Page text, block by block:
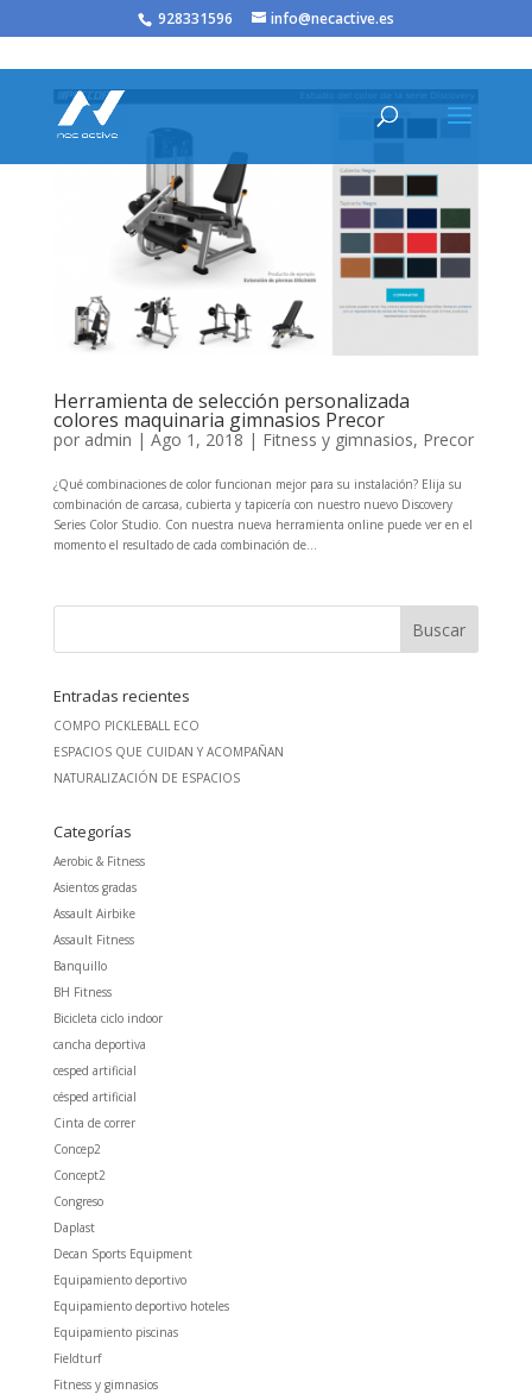
/* JS para menú plegable móvil Divi */
928331596 info@necactive.es
Herramienta de selección personalizada
colores maquinaria gimnasios Precor
por admin | Ago 1, 2018 | Fitness y gimnasios, Precor
¿Qué combinaciones de color funcionan mejor para su instalación? Elija su
combinación de carcasa, cubierta y tapicería con nuestro nuevo Discovery
Series Color Studio. Con nuestra nueva herramienta online puede ver en el
momento el resultado de cada combinación de...
Entradas recientes
COMPO PICKLEBALL ECO
ESPACIOS QUE CUIDAN Y ACOMPAÑAN
NATURALIZACIÓN DE ESPACIOS
Categorías
Aerobic & Fitness
Asientos gradas
Assault Airbike
Assault Fitness
Banquillo
BH Fitness
Bicicleta ciclo indoor
cancha deportiva
cesped artificial
césped artificial
Cinta de correr
Concep2
Concept2
Congreso
Daplast
Decan Sports Equipment
Equipamiento deportivo
Equipamiento deportivo hoteles
Equipamiento piscinas
Fieldturf
Fitness y gimnasios